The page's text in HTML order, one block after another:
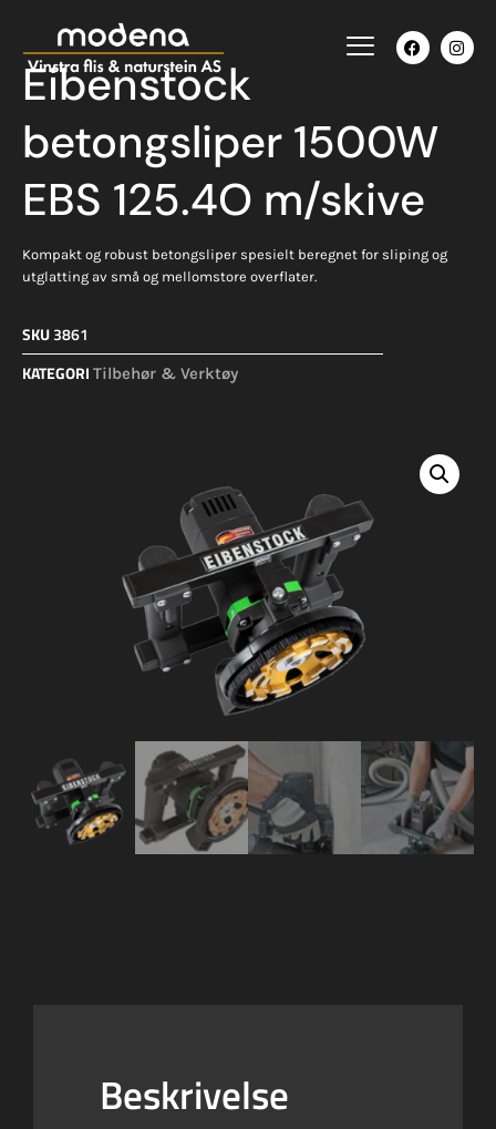
Eibenstock
betongsliper 1500W
EBS 125.4O m/skive
Kompakt og robust betongsliper spesielt beregnet for sliping og
utglatting av små og mellomstore overflater.
SKU3861
KATEGORI Tilbehør & Verktøy
Beskrivelse